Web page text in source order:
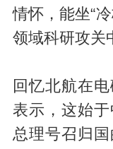
情怀，能坐“
领域科研攻关
回忆北航在
表示，这始
总理号召归